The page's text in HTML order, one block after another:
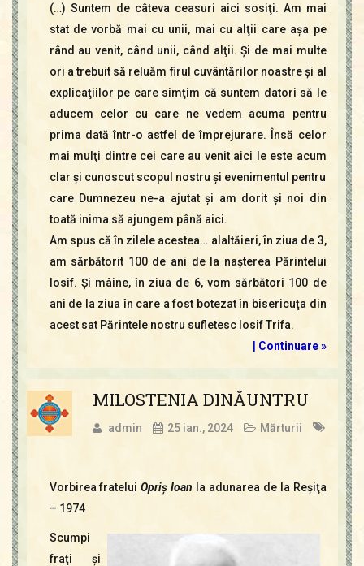
(…) Suntem de câteva ceasuri aici sosiţi. Am mai
stat de vorbă mai cu unii, mai cu alţii care aşa pe
rând au venit, când unii, când alţii. Şi de mai multe
ori a trebuit să reluăm firul cuvântărilor noastre şi al
explicaţiilor pe care simţim că suntem datori să le
aducem celor cu care ne vedem acuma pentru
prima dată într-o astfel de împrejurare. Însă celor
mai mulţi dintre cei care au venit aici le este acum
clar şi cunoscut scopul nostru şi evenimentul pentru
care Dumnezeu ne-a ajutat şi am dorit şi noi din
toată inima să ajungem până aici.
Am spus că în zilele acestea… alaltăieri, în ziua de 3,
am sărbătorit 100 de ani de la naşterea Părintelui
Iosif. Şi mâine, în ziua de 6, vom sărbători 100 de
ani de la ziua în care a fost botezat în bisericuţa din
acest sat Părintele nostru sufletesc Iosif Trifa.
Continuare »
MILOSTENIA DINĂUNTRU
admin 25 ian., 2024 Mărturii
Vorbirea frateluiOpriş Ioan la adunarea de la Reşiţa
– 1974
Scumpi
fraţi şi